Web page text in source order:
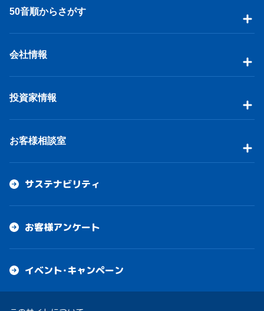
50音順からさがす
会社情報
投資家情報
お客様相談室
サステナビリティ
お客様アンケート
イベント・キャンペーン